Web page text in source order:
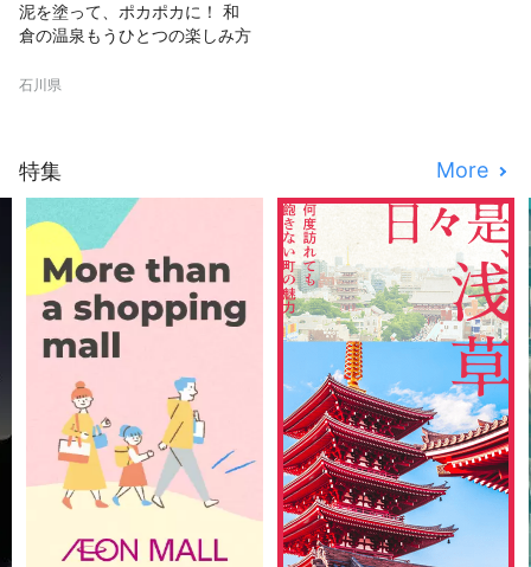
泥を塗って、ポカポカに！ 和
倉の温泉もうひとつの楽しみ方
石川県
特集 More